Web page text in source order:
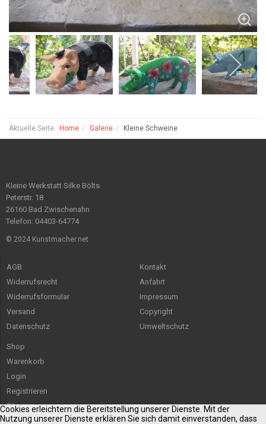
Aktuelle Seite: Home Galerie Kleine Schweine
Kleine Werkstatt Silke Bölts
Peterstr. 18
26160 Bad Zwischenahn
Telefon: 04403-64774
© 2024 Kunstmacher.net
AGB
Widerrufsrecht
Widerrufsformular
Versand
Datenschutz
Kontakt
Anfahrt
Impressum
Copyright
Umweltschutz
Shop
Warenkorb
Login
Registrieren
Sitemap
Cookies erleichtern die Bereitstellung unserer Dienste. Mit der
Nutzung unserer Dienste erklären Sie sich damit einverstanden, dass